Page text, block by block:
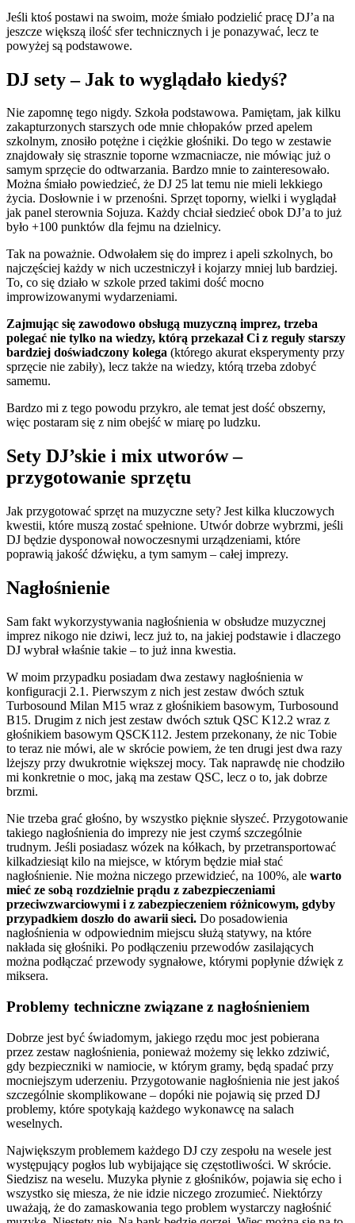
Jeśli ktoś postawi na swoim, może śmiało podzielić pracę DJ’a na
jeszcze większą ilość sfer technicznych i je ponazywać, lecz te
powyżej są podstawowe.
DJ sety – Jak to wyglądało kiedyś?
Nie zapomnę tego nigdy. Szkoła podstawowa. Pamiętam, jak kilku
zakapturzonych starszych ode mnie chłopaków przed apelem
szkolnym, znosiło potężne i ciężkie głośniki. Do tego w zestawie
znajdowały się strasznie toporne wzmacniacze, nie mówiąc już o
samym sprzęcie do odtwarzania. Bardzo mnie to zainteresowało.
Można śmiało powiedzieć, że DJ 25 lat temu nie mieli lekkiego
życia. Dosłownie i w przenośni. Sprzęt toporny, wielki i wyglądał
jak panel sterownia Sojuza. Każdy chciał siedzieć obok DJ’a to już
było +100 punktów dla fejmu na dzielnicy.
Tak na poważnie. Odwołałem się do imprez i apeli szkolnych, bo
najczęściej każdy w nich uczestniczył i kojarzy mniej lub bardziej.
To, co się działo w szkole przed takimi dość mocno
improwizowanymi wydarzeniami.
Zajmując się zawodowo obsługą muzyczną imprez, trzeba
polegać nie tylko na wiedzy, którą przekazał Ci z reguły starszy
bardziej doświadczony kolega (którego akurat eksperymenty przy
sprzęcie nie zabiły), lecz także na wiedzy, którą trzeba zdobyć
samemu.
Bardzo mi z tego powodu przykro, ale temat jest dość obszerny,
więc postaram się z nim obejść w miarę po ludzku.
Sety DJ’skie i mix utworów –
przygotowanie sprzętu
Jak przygotować sprzęt na muzyczne sety? Jest kilka kluczowych
kwestii, które muszą zostać spełnione. Utwór dobrze wybrzmi, jeśli
DJ będzie dysponował nowoczesnymi urządzeniami, które
poprawią jakość dźwięku, a tym samym – całej imprezy.
Nagłośnienie
Sam fakt wykorzystywania nagłośnienia w obsłudze muzycznej
imprez nikogo nie dziwi, lecz już to, na jakiej podstawie i dlaczego
DJ wybrał właśnie takie – to już inna kwestia.
W moim przypadku posiadam dwa zestawy nagłośnienia w
konfiguracji 2.1. Pierwszym z nich jest zestaw dwóch sztuk
Turbosound Milan M15 wraz z głośnikiem basowym, Turbosound
B15. Drugim z nich jest zestaw dwóch sztuk QSC K12.2 wraz z
głośnikiem basowym QSCK112. Jestem przekonany, że nic Tobie
to teraz nie mówi, ale w skrócie powiem, że ten drugi jest dwa razy
lżejszy przy dwukrotnie większej mocy. Tak naprawdę nie chodziło
mi konkretnie o moc, jaką ma zestaw QSC, lecz o to, jak dobrze
brzmi.
Nie trzeba grać głośno, by wszystko pięknie słyszeć. Przygotowanie
takiego nagłośnienia do imprezy nie jest czymś szczególnie
trudnym. Jeśli posiadasz wózek na kółkach, by przetransportować
kilkadziesiąt kilo na miejsce, w którym będzie miał stać
nagłośnienie. Nie można niczego przewidzieć, na 100%, ale warto
mieć ze sobą rozdzielnie prądu z zabezpieczeniami
przeciwzwarciowymi i z zabezpieczeniem różnicowym, gdyby
przypadkiem doszło do awarii sieci. Do posadowienia
nagłośnienia w odpowiednim miejscu służą statywy, na które
nakłada się głośniki. Po podłączeniu przewodów zasilających
można podłączać przewody sygnałowe, którymi popłynie dźwięk z
miksera.
Problemy techniczne związane z nagłośnieniem
Dobrze jest być świadomym, jakiego rzędu moc jest pobierana
przez zestaw nagłośnienia, ponieważ możemy się lekko zdziwić,
gdy bezpieczniki w namiocie, w którym gramy, będą spadać przy
mocniejszym uderzeniu. Przygotowanie nagłośnienia nie jest jakoś
szczególnie skomplikowane – dopóki nie pojawią się przed DJ
problemy, które spotykają każdego wykonawcę na salach
weselnych.
Największym problemem każdego DJ czy zespołu na wesele jest
występujący pogłos lub wybijające się częstotliwości. W skrócie.
Siedzisz na weselu. Muzyka płynie z głośników, pojawia się echo i
wszystko się miesza, że nie idzie niczego zrozumieć. Niektórzy
uważają, że do zamaskowania tego problem wystarczy nagłośnić